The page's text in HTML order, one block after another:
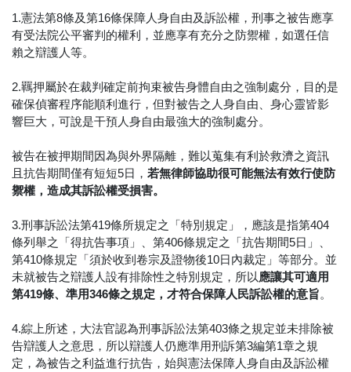
1.憲法第8條及第16條保障人身自由及訴訟權，刑事之被告應享
有受法院公平審判的權利，並應享有充分之防禦權，如選任信
賴之辯護人等。
2.羈押屬於在裁判確定前拘束被告身體自由之強制處分，目的是
確保偵審程序能順利進行，但對被告之人身自由、身心靈皆影
響巨大，可說是干預人身自由最強大的強制處分。
被告在被押期間因為與外界隔離，難以蒐集有利於救濟之資訊
且抗告期間僅有短短5日， 若無律師協助很可能無法有效行使防
禦權，造成其訴訟權受損害。
3.刑事訴訟法第419條所規定之「特別規定」，應該是指第404
條列舉之「得抗告事項」、第406條規定之「抗告期間5日」、
第410條規定「須於收到卷宗及證物後10日內裁定」等部分。並
未就被告之辯護人設有排除性之特別規定，所以 應讓其可適用
第419條、準用346條之規定，才符合保障人民訴訟權的意旨。
4.綜上所述，大法官認為刑事訴訟法第403條之規定並未排除被
告辯護人之意思，所以辯護人仍應準用刑訴第3編第1章之規
定，為被告之利益進行抗告，始與憲法保障人身自由及訴訟權